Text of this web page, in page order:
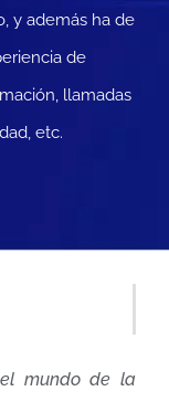
y además ha de
de
llamadas
etc.
mundo de la